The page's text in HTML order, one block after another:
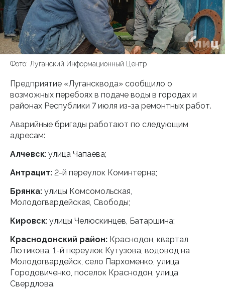
Фото: Луганский Информационный Центр
Предприятие «Лугансквода» сообщило о
возможных перебоях в подаче воды в городах и
районах Республики 7 июля из-за ремонтных работ.
Аварийные бригады работают по следующим
адресам:
Алчевск: улица Чапаева;
Антрацит: 2-й переулок Коминтерна;
Брянка: улицы Комсомольская,
Молодогвардейская, Свободы;
Кировск: улицы Челюскинцев, Батаршина;
Краснодонский район: Краснодон, квартал
Лютикова, 1-й переулок Кутузова, водовод на
Молодогвардейск, село Пархоменко, улица
Городовиченко, поселок Краснодон, улица
Свердлова.